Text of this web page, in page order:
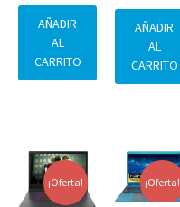
AÑADIR
AL
CARRITO
AÑADIR
AL
CARRITO
¡Oferta! ¡Oferta!